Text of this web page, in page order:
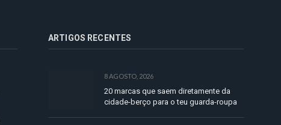
ARTIGOS RECENTES
8 AGOSTO, 2026
20 marcas que saem diretamente da
cidade-berço para o teu guarda-roupa